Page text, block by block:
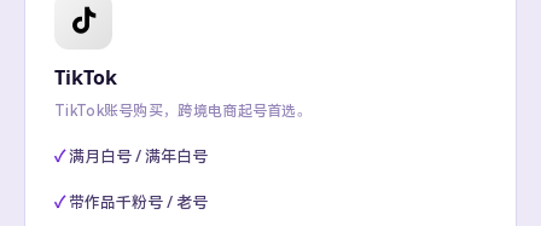
TikTok
TikTok账号购买，跨境电商起号首选。
满月白号 / 满年白号
带作品千粉号 / 老号